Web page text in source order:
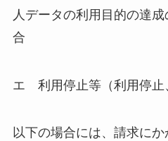
人データの利用目的の達
合
エ 利用停止等（利用停止
以下の場合には、請求に